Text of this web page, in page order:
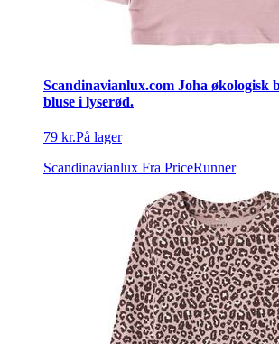
Scandinavianlux.com Joha økologisk
bluse i lyserød.
79 kr.På lager
Scandinavianlux Fra PriceRunner